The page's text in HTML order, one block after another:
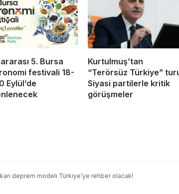
5. Bursa
festivali 18-
Eylül’de
Kurtulmuş’tan
“Terörsüz Türkiye”
Siyasi partilerle kritik
görüşmeler
deprem modeli Türkiye’ye rehber olacak!